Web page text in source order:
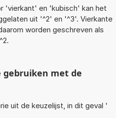
'vierkant' en 'kubisch' kan het
uit '^2' en '^3'. Vierkante
worden geschreven als
gebruiken met de
uit de keuzelijst, in dit geval '